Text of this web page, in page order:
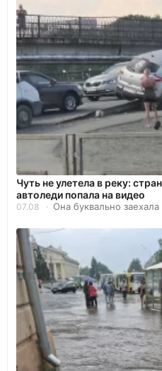
Чуть не улетела в реку:
автоледи попала на видео
07.08 Она буквально